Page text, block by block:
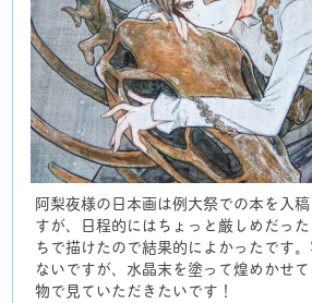
阿梨夜様の日本画は例大祭での本を入
すが、日程的にはちょっと厳しめだっ
ちで描けたので結果的によかったです
ないですが、水晶末を塗って煌めかせ
物で見ていただきたいです！